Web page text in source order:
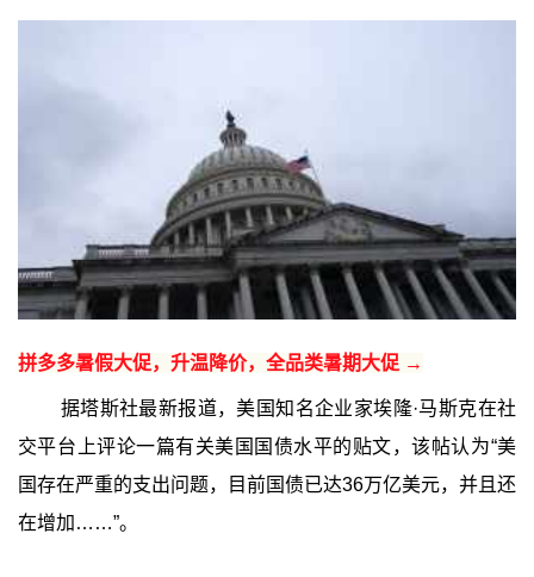
拼多多暑假大促，升温降价，全品类暑期大促 →
据塔斯社最新报道，美国知名企业家埃隆·马斯克在社
交平台上评论一篇有关美国国债水平的贴文，该帖认为“美
国存在严重的支出问题，目前国债已达36万亿美元，并且还
在增加……”。